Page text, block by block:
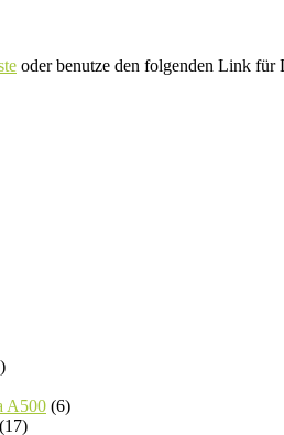
oder benutze den folgenden Link für
A500 (6)